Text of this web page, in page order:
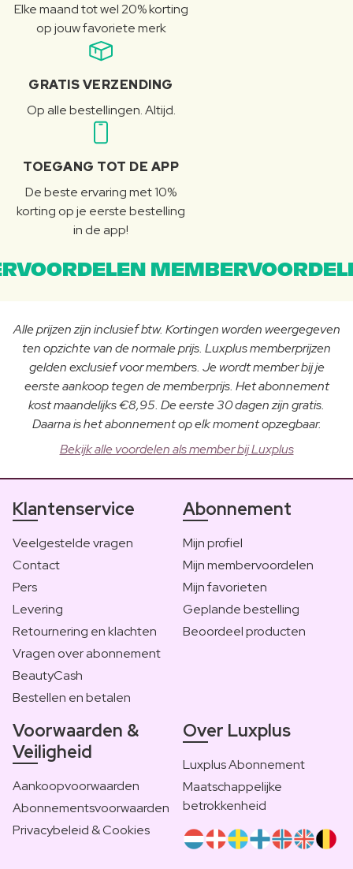
Elke maand tot wel 20% korting
op jouw favoriete merk
GRATIS VERZENDING
Op alle bestellingen. Altijd.
TOEGANG TOT DE APP
De beste ervaring met 10%
korting op je eerste bestelling
in de app!
Alle prijzen zijn inclusief btw. Kortingen worden weergegeven
ten opzichte van de normale prijs. Luxplus memberprijzen
gelden exclusief voor members. Je wordt member bij je
eerste aankoop tegen de memberprijs. Het abonnement
kost maandelijks €8,95. De eerste 30 dagen zijn gratis.
Daarna is het abonnement op elk moment opzegbaar.
Bekijk alle voordelen als member bij Luxplus
Klantenservice
Veelgestelde vragen
Contact
Pers
Levering
Retournering en klachten
Vragen over abonnement
BeautyCash
Bestellen en betalen
Abonnement
Mijn profiel
Mijn membervoordelen
Mijn favorieten
Geplande bestelling
Beoordeel producten
Voorwaarden &
Veiligheid
Aankoopvoorwaarden
Abonnementsvoorwaarden
Privacybeleid & Cookies
Over Luxplus
Luxplus Abonnement
Maatschappelijke
betrokkenheid